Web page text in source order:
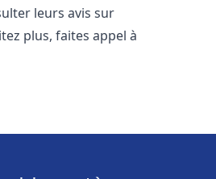
leurs avis sur
plus, faites appel à